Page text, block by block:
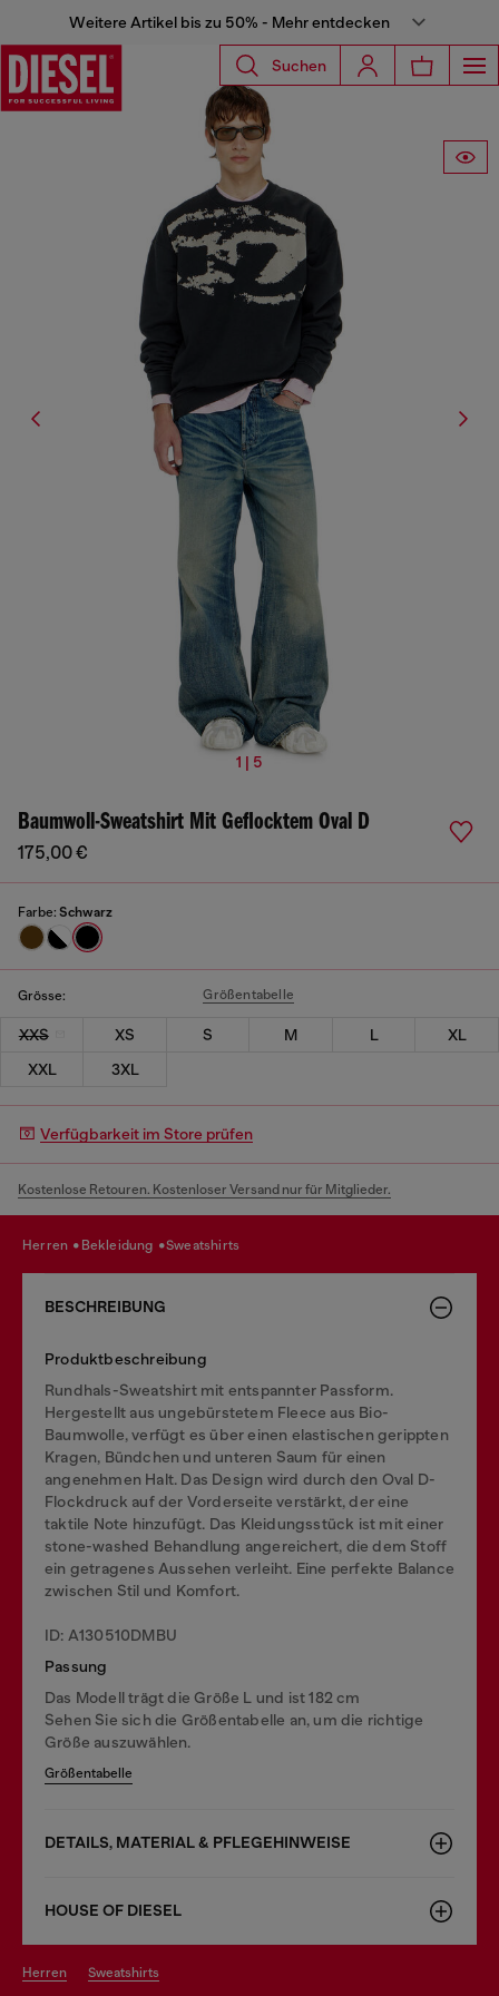
Weitere Artikel bis zu 50% - Mehr entdecken
Suchen
1 | 5
Baumwoll-Sweatshirt Mit Geflocktem Oval D
175,00 €
Farbe: Schwarz
Grösse: Größentabelle
XXS XS S M L
XL
XXL
3XL
Verfügbarkeit im Store prüfen
Kostenlose Retouren. Kostenloser Versand nur für Mitglieder.
herren bekleidung sweatshirts
BESCHREIBUNG
Produktbeschreibung
Rundhals-Sweatshirt mit entspannter Passform.
Hergestellt aus ungebürstetem Fleece aus Bio-
Baumwolle, verfügt es über einen elastischen gerippten
Kragen, Bündchen und unteren Saum für einen
angenehmen Halt. Das Design wird durch den Oval D-
Flockdruck auf der Vorderseite verstärkt, der eine
taktile Note hinzufügt. Das Kleidungsstück ist mit einer
stone-washed Behandlung angereichert, die dem Stoff
ein getragenes Aussehen verleiht. Eine perfekte Balance
zwischen Stil und Komfort.
ID: A130510DMBU
Passung
Das Modell trägt die Größe L und ist 182 cm
Sehen Sie sich die Größentabelle an, um die richtige
Größe auszuwählen.
Größentabelle
DETAILS, MATERIAL & PFLEGEHINWEISE
HOUSE OF DIESEL
herren sweatshirts